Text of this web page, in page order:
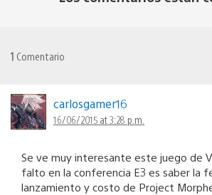
1 Comentario
carlosgamer16
16/06/2015 at 3:28 p.m.
Se ve muy interesante este juego de
falto en la conferencia E3 es saber la
lanzamiento y costo de Project